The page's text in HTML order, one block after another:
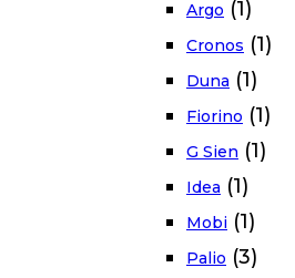
Argo (1)
Cronos (1)
Duna (1)
Fiorino (1)
G Sien (1)
Idea (1)
Mobi (1)
Palio (3)